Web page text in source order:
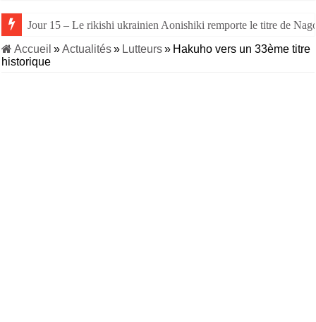
Jour 15 – Le rikishi ukrainien Aonishiki remporte le titre de
Accueil »Actualités» Lutteurs» Hakuho vers un 33ème titre
historique